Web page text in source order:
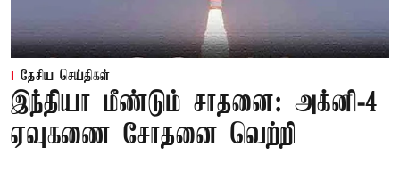
தேசிய செய்திகள்
இந்தியா மீண்டும் சாதனை: அக்னி-4
ஏவுகணை சோதனை வெற்றி